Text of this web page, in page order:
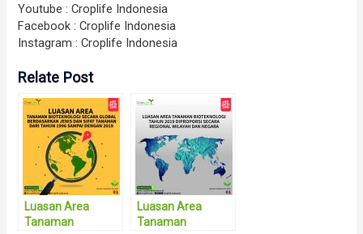
Youtube : Croplife Indonesia
Facebook : Croplife Indonesia
Instagram : Croplife Indonesia
Relate Post
Luasan Area
Tanaman
Luasan Area
Tanaman